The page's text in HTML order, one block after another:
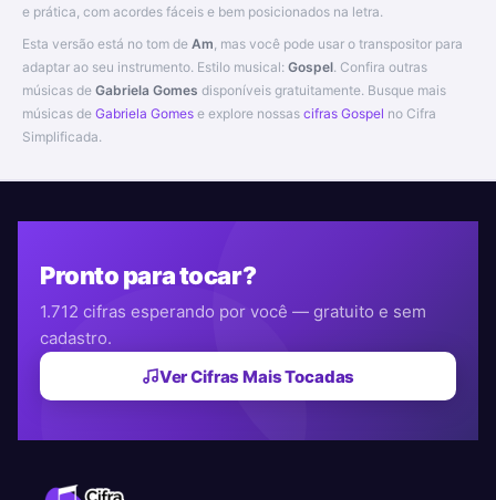
e prática, com acordes fáceis e bem posicionados na letra.
Esta versão está no tom de Am, mas você pode usar o transpositor para
adaptar ao seu instrumento. Estilo musical: Gospel. Confira outras
músicas de Gabriela Gomes disponíveis gratuitamente. Busque mais
músicas de Gabriela Gomes e explore nossas cifras Gospel no Cifra
Simplificada.
Pronto para tocar?
1.712 cifras esperando por você — gratuito e sem
cadastro.
Ver Cifras Mais Tocadas